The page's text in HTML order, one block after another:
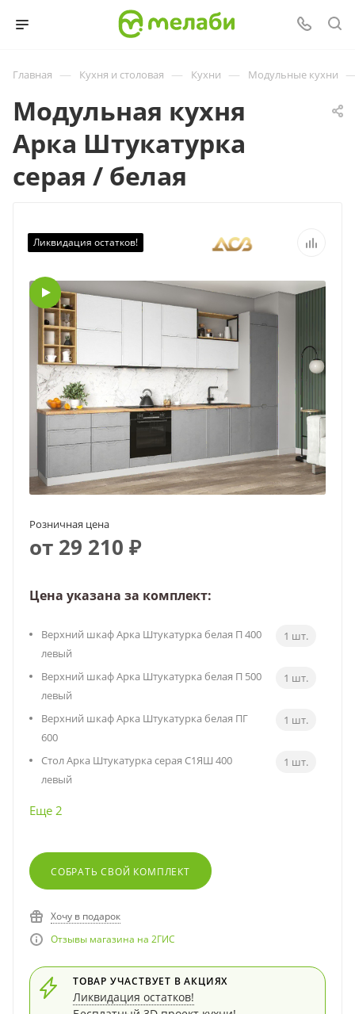
Главная — Кухня и столовая — Кухни — Модульные кухни
Модульная кухня
Арка Штукатурка
серая / белая
Ликвидация остатков!
Розничная цена
от 29 210 ₽
Цена указана за комплект:
Верхний шкаф Арка Штукатурка белая П 400
левый
1 шт.
Верхний шкаф Арка Штукатурка белая П 500
левый
1 шт.
Верхний шкаф Арка Штукатурка белая ПГ
600
1 шт.
Стол Арка Штукатурка серая С1ЯШ 400
левый
1 шт.
Еще 2
СОБРАТЬ СВОЙ КОМПЛЕКТ
Хочу в подарок
Отзывы магазина на 2ГИС
ТОВАР УЧАСТВУЕТ В АКЦИЯХ
Ликвидация остатков!